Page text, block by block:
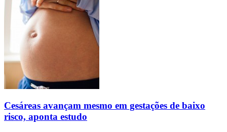
Cesáreas avançam mesmo em gestações de baixo
risco, aponta estudo